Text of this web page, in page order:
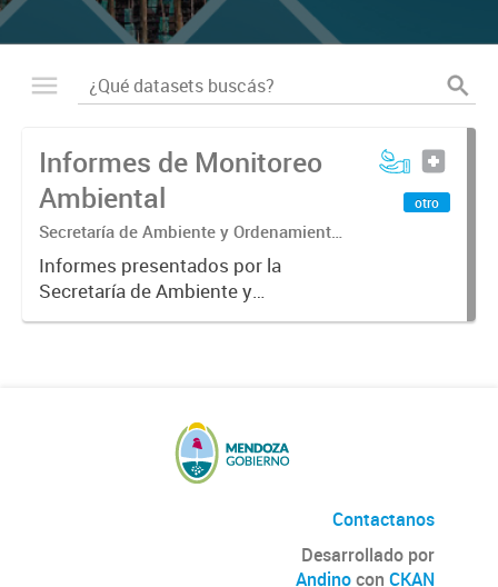
Informes de Monitoreo
Ambiental
Secretaría de Ambiente y Ordenamiento
Territorial - Dirección de Protección
Ambiental
Informes presentados por la
Secretaría de Ambiente y
Ordenamiento Territorial a la Red
otro
Contactanos
Desarrollado por
Andinocon CKAN